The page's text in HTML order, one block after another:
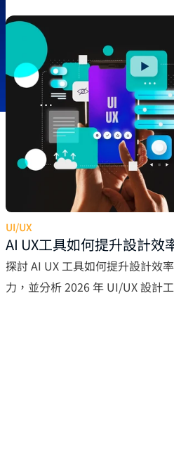
UI/UX
AI UX工具如何提升設計效
造力
探討 AI UX 工具如何提升設計效
力，並分析 2026 年 UI/UX 設計